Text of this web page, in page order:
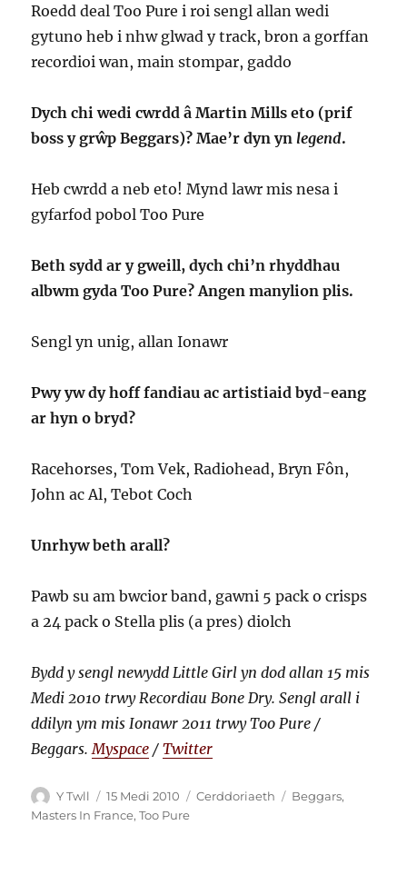
Roedd deal Too Pure i roi sengl allan wedi
gytuno heb i nhw glwad y track, bron a gorffan
recordioi wan, main stompar, gaddo
Dych chi wedi cwrdd â Martin Mills eto (prif
boss y grŵp Beggars)? Mae’r dyn yn legend.
Heb cwrdd a neb eto! Mynd lawr mis nesa i
gyfarfod pobol Too Pure
Beth sydd ar y gweill, dych chi’n rhyddhau
albwm gyda Too Pure? Angen manylion plis.
Sengl yn unig, allan Ionawr
Pwy yw dy hoff fandiau ac artistiaid byd-eang
ar hyn o bryd?
Racehorses, Tom Vek, Radiohead, Bryn Fôn,
John ac Al, Tebot Coch
Unrhyw beth arall?
Pawb su am bwcior band, gawni 5 pack o crisps
a 24 pack o Stella plis (a pres) diolch
Bydd y sengl newydd Little Girl yn dod allan 15 mis
Medi 2010 trwy Recordiau Bone Dry. Sengl arall i
ddilyn ym mis Ionawr 2011 trwy Too Pure /
Beggars.Myspace /Twitter
Awdur
Y Twll
Cofnodwyd
ar
15 Medi 2010 Categorïau
Cerddoriaeth Tagiau
Beggars,
Masters In France,Too Pure